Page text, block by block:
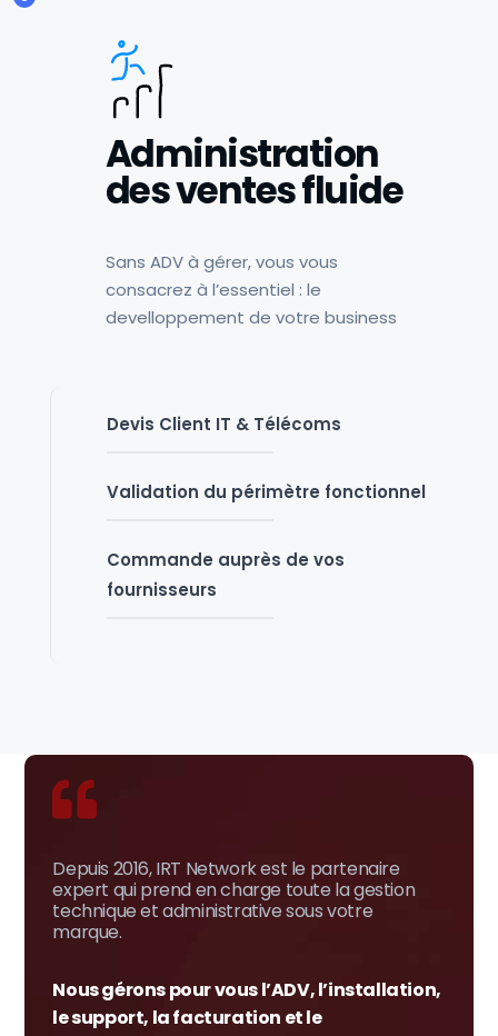
Administration
des ventes fluide
Sans ADV à gérer, vous vous
consacrez à l’essentiel : le
develloppement de votre business
Devis Client IT & Télécoms
Validation du périmètre fonctionnel
Commande auprès de vos
fournisseurs

Depuis 2016, IRT Network est le partenaire
expert qui prend en charge toute la gestion
technique et administrative sous votre
marque.
Nous gérons pour vous l’ADV, l’installation,
le support, la facturation et le